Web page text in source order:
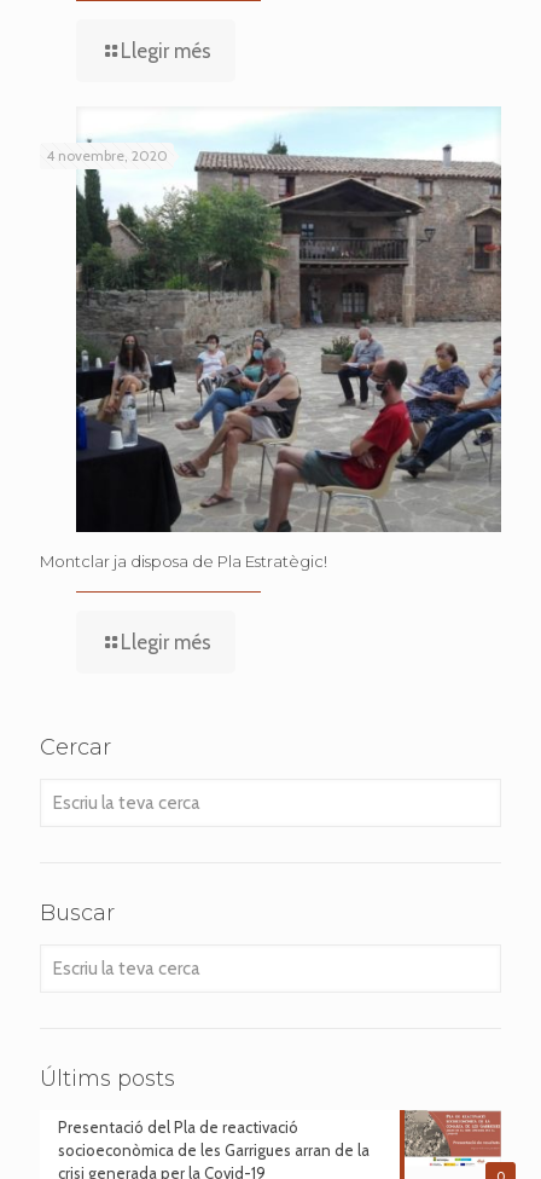
Llegir més
4 novembre, 2020
Montclar ja disposa de Pla Estratègic!
Llegir més
Cercar
Buscar
Últims posts
Presentació del Pla de reactivació
socioeconòmica de les Garrigues arran de la
crisi generada per la Covid-19